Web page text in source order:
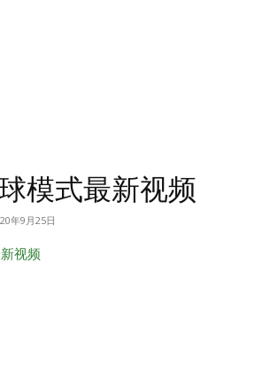
模式最新视频
年9月25日